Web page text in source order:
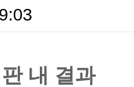
내 결과